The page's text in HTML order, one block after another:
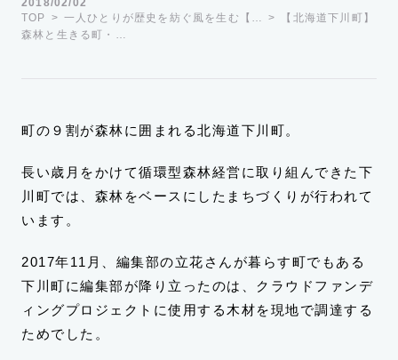
2018/02/02
TOP
一人ひとりが歴史を紡ぐ風を生む【…
【北海道下川町】
森林と生きる町・…
町の９割が森林に囲まれる北海道下川町。
長い歳月をかけて循環型森林経営に取り組んできた下
川町では、森林をベースにしたまちづくりが行われて
います。
2017年11月、編集部の立花さんが暮らす町でもある
下川町に編集部が降り立ったのは、クラウドファンデ
ィングプロジェクトに使用する木材を現地で調達する
ためでした。